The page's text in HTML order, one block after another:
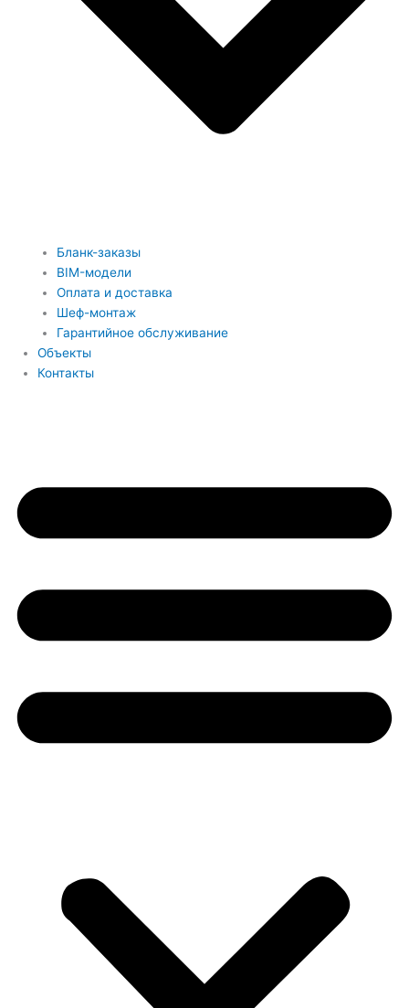
Бланк-заказы
BIM-модели
Оплата и доставка
Шеф-монтаж
Гарантийное обслуживание
Объекты
Контакты